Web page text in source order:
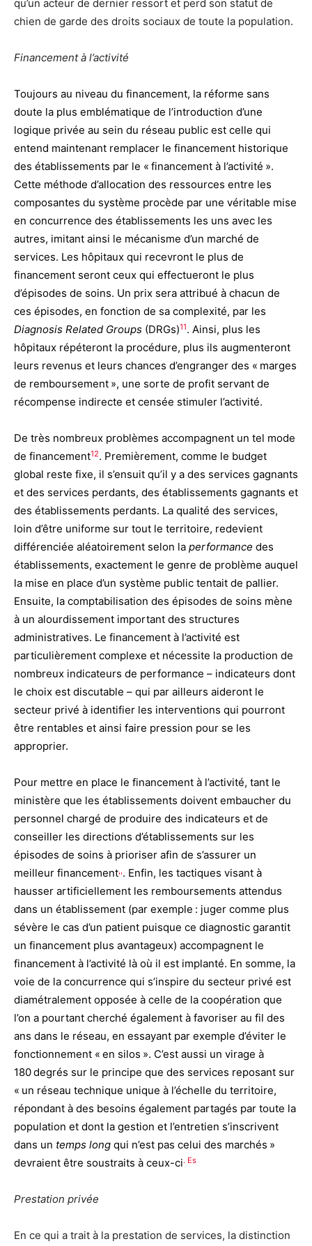
qu’un acteur de dernier ressort et perd son statut de
chien de garde des droits sociaux de toute la population.
Financement à l’activité
Toujours au niveau du financement, la réforme sans
doute la plus emblématique de l’introduction d’une
logique privée au sein du réseau public est celle qui
entend maintenant remplacer le financement historique
des établissements par le « financement à l’activité ».
Cette méthode d’allocation des ressources entre les
composantes du système procède par une véritable mise
en concurrence des établissements les uns avec les
autres, imitant ainsi le mécanisme d’un marché de
services. Les hôpitaux qui recevront le plus de
financement seront ceux qui effectueront le plus
d’épisodes de soins. Un prix sera attribué à chacun de
ces épisodes, en fonction de sa complexité, par les
Diagnosis Related Groups (DRGs)11. Ainsi, plus les
hôpitaux répéteront la procédure, plus ils augmenteront
leurs revenus et leurs chances d’engranger des « marges
de remboursement », une sorte de profit servant de
récompense indirecte et censée stimuler l’activité.
De très nombreux problèmes accompagnent un tel mode
de financement12. Premièrement, comme le budget
global reste fixe, il s’ensuit qu’il y a des services gagnants
et des services perdants, des établissements gagnants et
des établissements perdants. La qualité des services,
loin d’être uniforme sur tout le territoire, redevient
différenciée aléatoirement selon la performance des
établissements, exactement le genre de problème auquel
la mise en place d’un système public tentait de pallier.
Ensuite, la comptabilisation des épisodes de soins mène
à un alourdissement important des structures
administratives. Le financement à l’activité est
particulièrement complexe et nécessite la production de
nombreux indicateurs de performance – indicateurs dont
le choix est discutable – qui par ailleurs aideront le
secteur privé à identifier les interventions qui pourront
être rentables et ainsi faire pression pour se les
approprier.
Pour mettre en place le financement à l’activité, tant le
ministère que les établissements doivent embaucher du
personnel chargé de produire des indicateurs et de
conseiller les directions d’établissements sur les
épisodes de soins à prioriser afin de s’assurer un
meilleur financement . Enfin, les tactiques visant à
hausser artificiellement les remboursements attendus
dans un établissement (par exemple : juger comme plus
sévère le cas d’un patient puisque ce diagnostic garantit
un financement plus avantageux) accompagnent le
financement à l’activité là où il est implanté. En somme, la
voie de la concurrence qui s’inspire du secteur privé est
diamétralement opposée à celle de la coopération que
l’on a pourtant cherché également à favoriser au fil des
ans dans le réseau, en essayant par exemple d’éviter le
fonctionnement « en silos ». C’est aussi un virage à
180 degrés sur le principe que des services reposant sur
« un réseau technique unique à l’échelle du territoire,
répondant à des besoins également partagés par toute la
population et dont la gestion et l’entretien s’inscrivent
dans un temps long qui n’est pas celui des marchés »
devraient être soustraits à ceux-ci. Es
Prestation privée
En ce qui a trait à la prestation de services, la distinction